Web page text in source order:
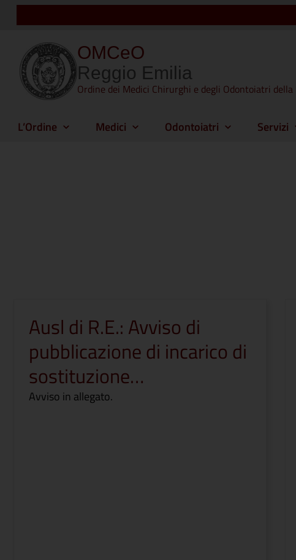
OMCeO
Reggio Emilia
Ordine dei Medici Chirurghi e degli Odontoiatri
L’Ordine Medici Odontoiatri Servizi
Ausl di R.E.: Avviso di
pubblicazione di incarico di
sostituzione…
Avviso in allegato.